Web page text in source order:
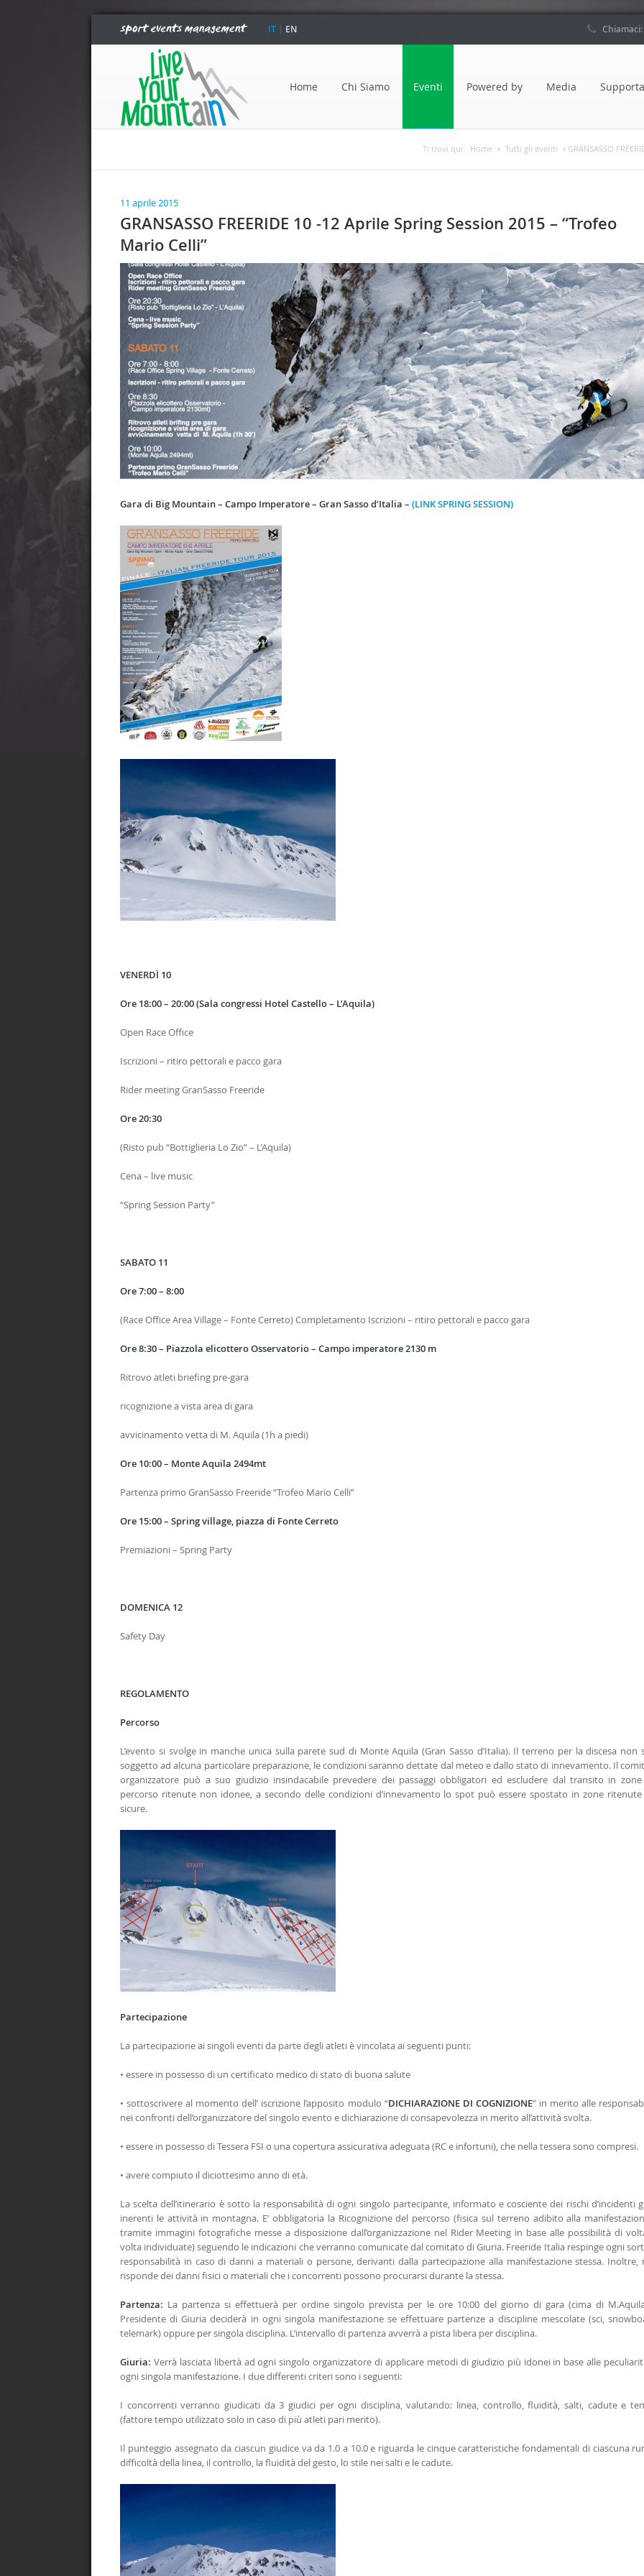
IT | EN Chiamaci:
Home Chi Siamo Eventi Powered by Media
Ti trovi qui: Home Tutti gli eventi GRANSASSO
11 aprile 2015
GRANSASSO FREERIDE 10 -12 Aprile Spring Session 2015 – “Trofeo
Mario Celli”
Gara di Big Mountain – Campo Imperatore – Gran Sasso d’Italia – (LINK SPRING SESSION)
VENERDÌ 10
Ore 18:00 – 20:00 (Sala congressi Hotel Castello – L’Aquila)
Open Race Office
Iscrizioni – ritiro pettorali e pacco gara
Rider meeting GranSasso Freeride
Ore 20:30
(Risto pub “Bottiglieria Lo Zio” – L’Aquila)
Cena – live music
“Spring Session Party”
SABATO 11
Ore 7:00 – 8:00
(Race Office Area Village – Fonte Cerreto) Completamento Iscrizioni – ritiro pettorali e pacco gara
Ore 8:30 – Piazzola elicottero Osservatorio – Campo imperatore 2130 m
Ritrovo atleti briefing pre-gara
ricognizione a vista area di gara
avvicinamento vetta di M. Aquila (1h a piedi)
Ore 10:00 – Monte Aquila 2494mt
Partenza primo GranSasso Freeride “Trofeo Mario Celli”
Ore 15:00 – Spring village, piazza di Fonte Cerreto
Premiazioni – Spring Party
DOMENICA 12
Safety Day
REGOLAMENTO
Percorso
L’evento si svolge in manche unica sulla parete sud di Monte Aquila (Gran Sasso d’Italia). Il terreno per la discesa non
soggetto ad alcuna particolare preparazione, le condizioni saranno dettate dal meteo e dallo stato di innevamento. Il
organizzatore può a suo giudizio insindacabile prevedere dei passaggi obbligatori ed escludere dal transito in
percorso ritenute non idonee, a secondo delle condizioni d’innevamento lo spot può essere spostato in zone
sicure.
Partecipazione
La partecipazione ai singoli eventi da parte degli atleti è vincolata ai seguenti punti:
• essere in possesso di un certificato medico di stato di buona salute
• sottoscrivere al momento dell’ iscrizione l’apposito modulo “DICHIARAZIONE DI COGNIZIONE” in merito alle
nei confronti dell’organizzatore del singolo evento e dichiarazione di consapevolezza in merito all’attività svolta.
• essere in possesso di Tessera FSI o una copertura assicurativa adeguata (RC e infortuni), che nella tessera sono compresi.
• avere compiuto il diciottesimo anno di età.
La scelta dell’itinerario è sotto la responsabilità di ogni singolo partecipante, informato e cosciente dei rischi d’incidenti
inerenti le attività in montagna. E’ obbligatoria la Ricognizione del percorso (fisica sul terreno adibito alla
tramite immagini fotografiche messe a disposizione dall’organizzazione nel Rider Meeting in base alle possibilità di
volta individuate) seguendo le indicazioni che verranno comunicate dal comitato di Giuria. Freeride Italia respinge ogni
responsabilità in caso di danni a materiali o persone, derivanti dalla partecipazione alla manifestazione stessa. Inoltre,
risponde dei danni fisici o materiali che i concorrenti possono procurarsi durante la stessa.
Partenza: La partenza si effettuerà per ordine singolo prevista per le ore 10:00 del giorno di gara (cima di
Presidente di Giuria deciderà in ogni singola manifestazione se effettuare partenze a discipline mescolate (sci,
telemark) oppure per singola disciplina. L’intervallo di partenza avverrà a pista libera per disciplina.
Giuria: Verrà lasciata libertà ad ogni singolo organizzatore di applicare metodi di giudizio più idonei in base alle
ogni singola manifestazione. I due differenti criteri sono i seguenti:
I concorrenti verranno giudicati da 3 giudici per ogni disciplina, valutando: linea, controllo, fluidità, salti, cadute e
(fattore tempo utilizzato solo in caso di più atleti pari merito).
Il punteggio assegnato da ciascun giudice va da 1.0 a 10.0 e riguarda le cinque caratteristiche fondamentali di ciascuna
difficoltà della linea, il controllo, la fluidità del gesto, lo stile nei salti e le cadute.